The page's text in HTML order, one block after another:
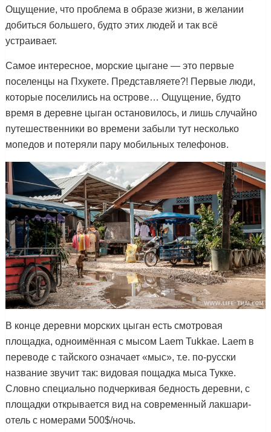
Ощущение, что проблема в образе жизни, в желании
добиться большего, будто этих людей и так всё
устраивает.
Самое интересное, морские цыгане — это первые
поселенцы на Пхукете. Представляете?! Первые люди,
которые поселились на острове… Ощущение, будто
время в деревне цыган остановилось, и лишь случайно
путешественники во времени забыли тут несколько
мопедов и потеряли пару мобильных телефонов.
В конце деревни морских цыган есть смотровая
площадка, одноимённая с мысом Laem Tukkae. Laem в
переводе с тайского означает «мыс», т.е. по-русски
название звучит так: видовая пощадка мыса Тукке.
Словно специально подчеркивая бедность деревни, с
площадки открывается вид на современный лакшари-
отель с номерами 500$/ночь.